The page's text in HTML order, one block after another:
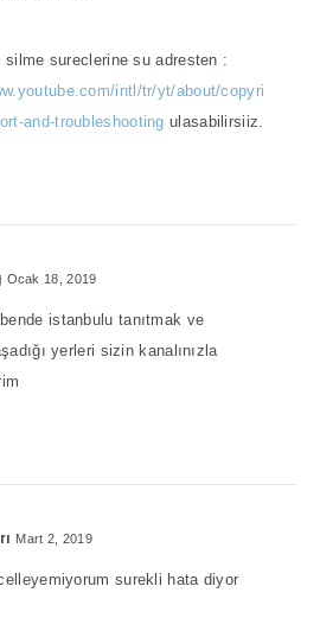
silme sureclerine su adresten :
intl/tr/yt/about/copyri
and-troubleshooting ulasabilirsiiz.
Ocak 18, 2019
istanbulu tanıtmak ve
yerleri sizin kanalınızla
Mart 2, 2019
surekli hata diyor